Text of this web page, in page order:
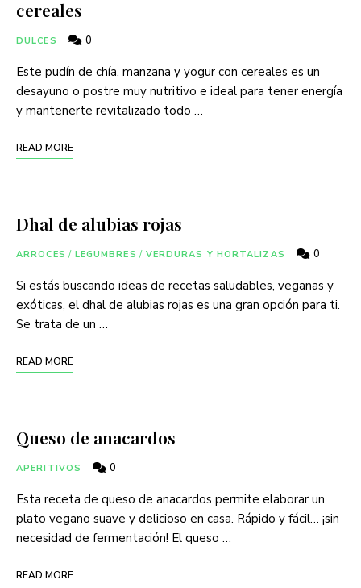
cereales
DULCES 0
Este pudín de chía, manzana y yogur con cereales es un
desayuno o postre muy nutritivo e ideal para tener energía
y mantenerte revitalizado todo …
READ MORE
Dhal de alubias rojas
ARROCES / LEGUMBRES / VERDURAS Y HORTALIZAS 0
Si estás buscando ideas de recetas saludables, veganas y
exóticas, el dhal de alubias rojas es una gran opción para ti.
Se trata de un …
READ MORE
Queso de anacardos
APERITIVOS 0
Esta receta de queso de anacardos permite elaborar un
plato vegano suave y delicioso en casa. Rápido y fácil… ¡sin
necesidad de fermentación! El queso …
READ MORE